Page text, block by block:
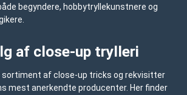
begyndere, hobbytryllekunstnere og
af close-up trylleri
sortiment af close-up tricks og rekvisitter
mest anerkendte producenter. Her finder